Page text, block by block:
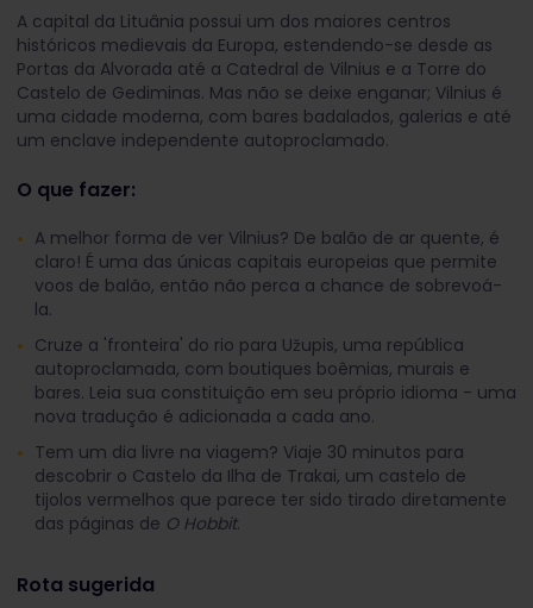
A capital da Lituânia possui um dos maiores centros
históricos medievais da Europa, estendendo-se desde as
Portas da Alvorada até a Catedral de Vilnius e a Torre do
Castelo de Gediminas. Mas não se deixe enganar; Vilnius é
uma cidade moderna, com bares badalados, galerias e até
um enclave independente autoproclamado.
O que fazer:
A melhor forma de ver Vilnius? De balão de ar quente, é
claro! É uma das únicas capitais europeias que permite
voos de balão, então não perca a chance de sobrevoá-
la.
Cruze a 'fronteira' do rio para Užupis, uma república
autoproclamada, com boutiques boêmias, murais e
bares. Leia sua constituição em seu próprio idioma - uma
nova tradução é adicionada a cada ano.
Tem um dia livre na viagem? Viaje 30 minutos para
descobrir o Castelo da Ilha de Trakai, um castelo de
tijolos vermelhos que parece ter sido tirado diretamente
das páginas de O Hobbit.
Rota sugerida